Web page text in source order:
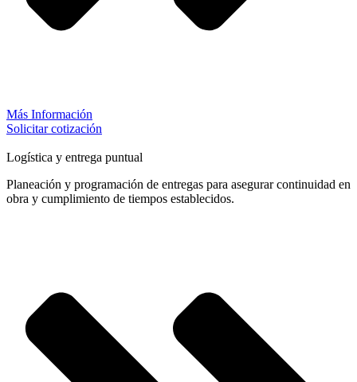
Más Información
Solicitar cotización
Logística y entrega puntual
Planeación y programación de entregas para asegurar continuidad en
obra y cumplimiento de tiempos establecidos.